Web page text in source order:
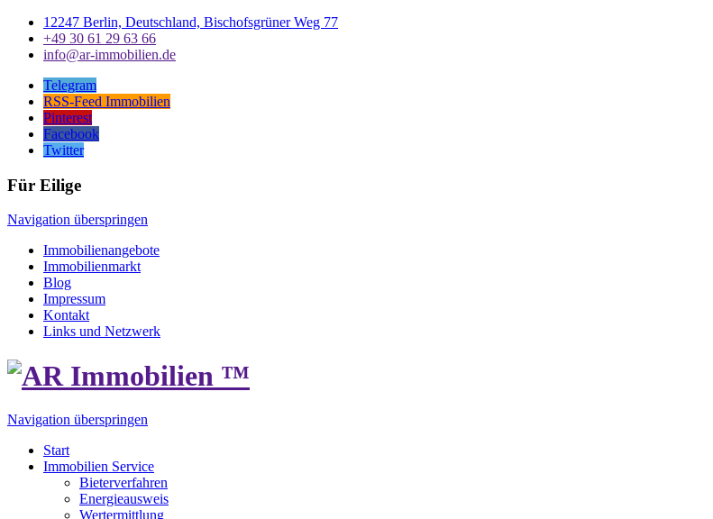
12247 Berlin, Deutschland, Bischofsgrüner Weg 77
+49 30 61 29 63 66
info@ar-immobilien.de
Telegram
RSS-Feed Immobilien
Pinterest
Facebook
Twitter
Für Eilige
Navigation überspringen
Immobilienangebote
Immobilienmarkt
Blog
Impressum
Kontakt
Links und Netzwerk
Navigation überspringen
Start
Immobilien Service
Bieterverfahren
Energieausweis
Wertermittlung